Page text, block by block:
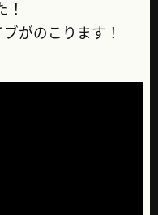
がのこります！